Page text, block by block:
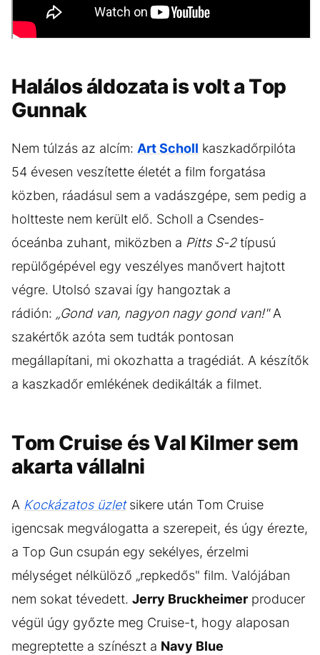
Halálos áldozata is volt a Top
Gunnak
Nem túlzás az alcím: Art Scholl kaszkadőrpilóta
54 évesen veszítette életét a film forgatása
közben, ráadásul sem a vadászgépe, sem pedig a
holtteste nem került elő. Scholl a Csendes-
óceánba zuhant, miközben a Pitts S-2típusú
repülőgépével egy veszélyes manővert hajtott
végre. Utolsó szavai így hangoztak a
rádión: „Gond van, nagyon nagy gond van!"A
szakértők azóta sem tudták pontosan
megállapítani, mi okozhatta a tragédiát. A készítők
a kaszkadőr emlékének dedikálták a filmet.
Tom Cruise és Val Kilmer sem
akarta vállalni
A Kockázatos üzlet sikere után Tom Cruise
igencsak megválogatta a szerepeit, és úgy érezte,
a Top Gun csupán egy sekélyes, érzelmi
mélységet nélkülöző „repkedős" film. Valójában
nem sokat tévedett. Jerry Bruckheimer producer
végül úgy győzte meg Cruise-t, hogy alaposan
megreptette a színészt a Navy Blue